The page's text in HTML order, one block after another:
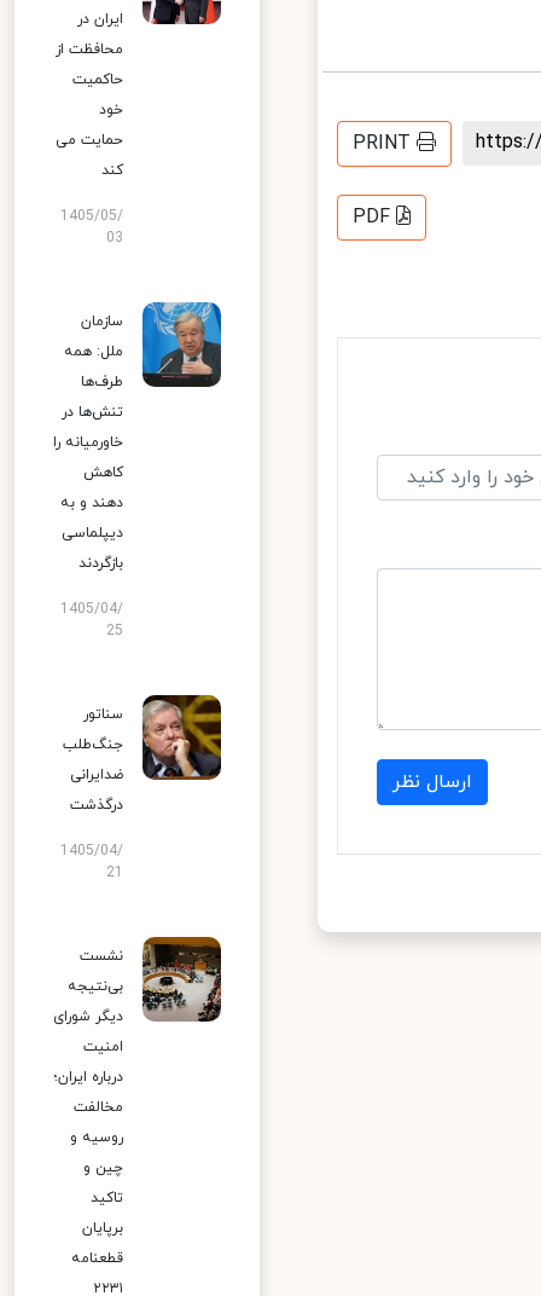
PRINT
PDF
ارسال نظر
ایران در
محافظت از
حاکمیت
خود
حمایت می
کند
1405/05/
03
سازمان
ملل: همه
طرف‌ها
تنش‌ها در
خاورمیانه را
کاهش
دهند و به
دیپلماسی
بازگردند
1405/04/
25
سناتور
جنگ‌طلب
ضدایرانی
درگذشت
1405/04/
نشست
بی‌نتیجه
دیگر شورای
امنیت
درباره ایران؛
مخالفت
روسیه و
چین و
تاکید
برپایان
قطعنامه
۲۲۳۱